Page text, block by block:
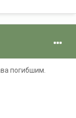
погибшим.